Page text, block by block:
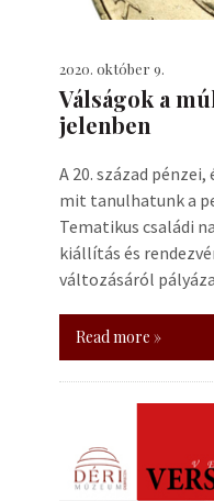
2020. október 9.
Válságok a
jelenben
A 20. század
mit tanulhatunk a
Tematikus családi
kiállítás és
változásáról
Read more »